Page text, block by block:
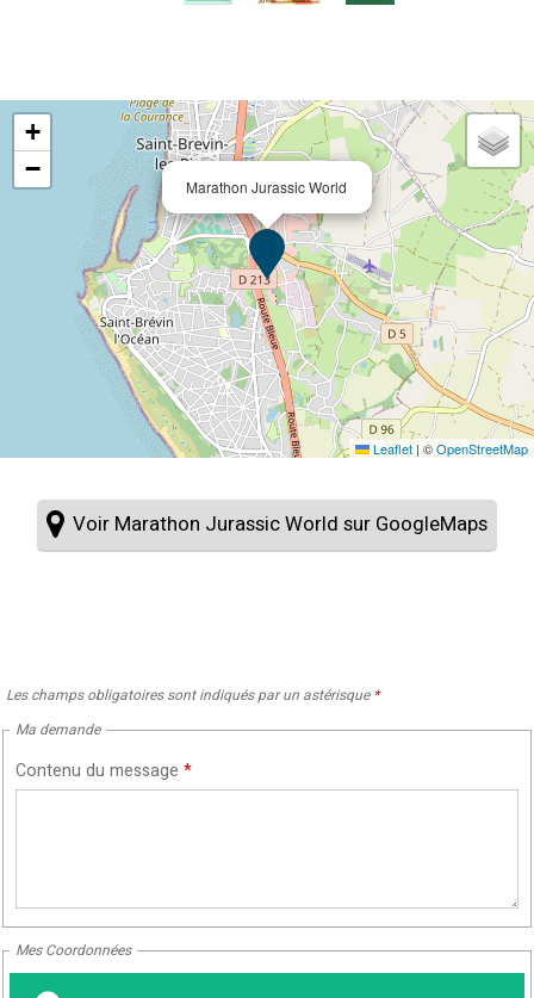
Marathon Jurassic World
+
−
Leaflet | ©OpenStreetMap
Voir Marathon Jurassic World sur GoogleMaps
Les champs obligatoires sont indiqués par un astérisque *
Ma demande
Contenu du message *
Mes Coordonnées